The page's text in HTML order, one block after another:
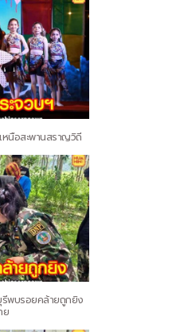
หนือสะพานสราญวิถี
รีพบรอยคล้ายถูกยิง
ย